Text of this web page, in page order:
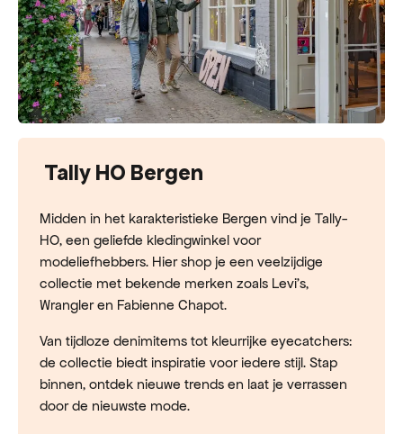
Tally HO Bergen
Midden in het karakteristieke Bergen vind je Tally-
HO, een geliefde kledingwinkel voor
modeliefhebbers. Hier shop je een veelzijdige
collectie met bekende merken zoals Levi’s,
Wrangler en Fabienne Chapot.
Van tijdloze denimitems tot kleurrijke eyecatchers:
de collectie biedt inspiratie voor iedere stijl. Stap
binnen, ontdek nieuwe trends en laat je verrassen
door de nieuwste mode.